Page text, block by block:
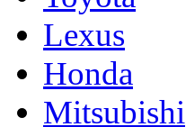
Lexus
Honda
Mitsubishi